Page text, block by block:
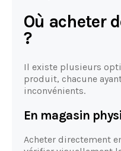
Où acheter
?
Il existe plusieurs
produit, chacune
inconvénients.
En magasin
Acheter directement